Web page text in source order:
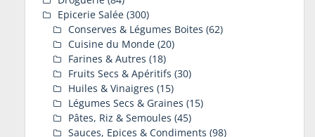
Epicerie Salée (300)
Conserves & Légumes Boites (62)
Cuisine du Monde (20)
Farines & Autres (18)
Fruits Secs & Apéritifs (30)
Huiles & Vinaigres (15)
Légumes Secs & Graines (15)
Pâtes, Riz & Semoules (45)
Sauces, Epices & Condiments (98)